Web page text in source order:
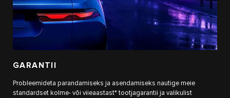
GARANTII
Probleemideta parandamiseks ja asendamiseks nautige meie
standardset kolme- või viieaastast* tootjagarantii ja valikulist